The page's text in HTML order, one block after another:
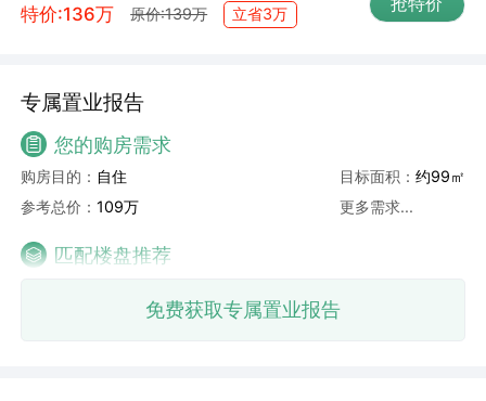
特价:136万 原价:139万 立省3万
专属置业报告
您的购房需求
购房目的： 自住
参考总价：109万
目标面积： 约99㎡
更多需求...
匹配楼盘推荐
免费获取专属置业报告